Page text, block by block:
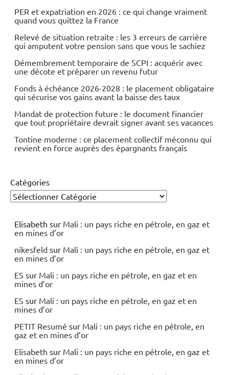
PER et expatriation en 2026 : ce qui change vraiment
quand vous quittez la France
Relevé de situation retraite : les 3 erreurs de carrière
qui amputent votre pension sans que vous le sachiez
Démembrement temporaire de SCPI : acquérir avec
une décote et préparer un revenu futur
Fonds à échéance 2026-2028 : le placement obligataire
qui sécurise vos gains avant la baisse des taux
Mandat de protection future : le document financier
que tout propriétaire devrait signer avant ses vacances
Tontine moderne : ce placement collectif méconnu qui
revient en force auprès des épargnants français
Catégories
Elisabeth sur Mali : un pays riche en pétrole, en gaz et
en mines d’or
nikesfeld sur Mali : un pays riche en pétrole, en gaz et
en mines d’or
ES sur Mali : un pays riche en pétrole, en gaz et en
mines d’or
ES sur Mali : un pays riche en pétrole, en gaz et en
mines d’or
PETIT Resumé sur Mali : un pays riche en pétrole, en
gaz et en mines d’or
Elisabeth sur Mali : un pays riche en pétrole, en gaz et
en mines d’or